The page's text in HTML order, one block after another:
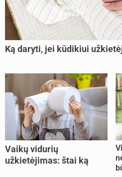
Ką daryti, jei kūdikiui
Vaikų vidurių
užkietėjimas: štai ką